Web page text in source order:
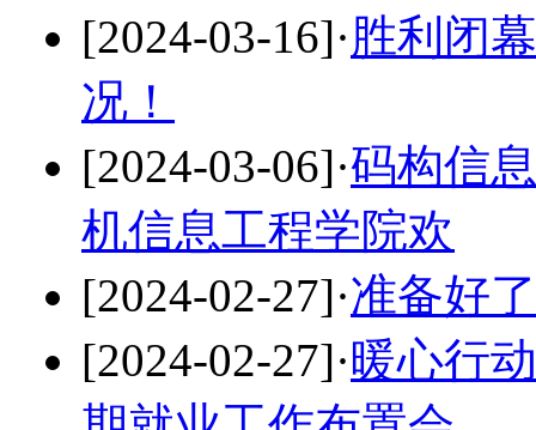
[2024-03-16]·胜利闭
况！
[2024-03-06]·码构信
机信息工程学院欢
[2024-02-27]·准备好
[2024-02-27]·暖心行